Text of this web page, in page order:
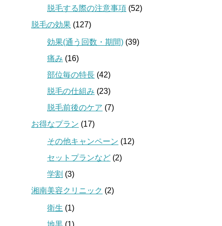
脱毛する際の注意事項 (52)
脱毛の効果 (127)
効果(通う回数・期間) (39)
痛み (16)
部位毎の特長 (42)
脱毛の仕組み (23)
脱毛前後のケア (7)
お得なプラン (17)
その他キャンペーン (12)
セットプランなど (2)
学割 (3)
湘南美容クリニック (2)
衛生 (1)
地黒 (1)